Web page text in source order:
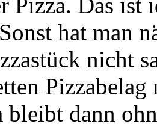
hat man
nicht
bleibt dann